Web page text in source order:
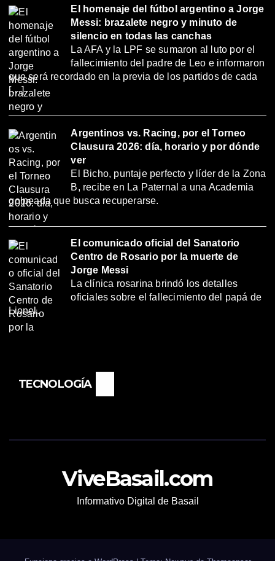
El homenaje del fútbol argentino a Jorge
Messi: brazalete negro y minuto de
silencio en todas las canchas
La AFA y la LPF se sumaron al luto por el
fallecimiento del padre de Leo e informaron
que será recordado en la previa de los partidos de cada
[…]
Argentinos vs. Racing, por el Torneo
Clausura 2026: día, horario y por dónde
ver
El Bicho, puntaje perfecto y líder de la Zona
B, recibe en La Paternal a una Academia
golpeada que busca recuperarse.
El comunicado oficial del Sanatorio
Centro de Rosario por la muerte de
Jorge Messi
La clínica rosarina brindó los detalles
oficiales sobre el fallecimiento del papá de
Lionel.
TECNOLOGÍA
ViveBasail.com
Informativo Digital de Basail